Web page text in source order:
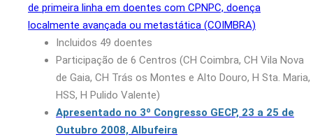
de primeira linha em doentes com CPNPC, doença
localmente avançada ou metastática (COIMBRA)
Incluidos 49 doentes
Participação de 6 Centros (CH Coimbra, CH Vila Nova
de Gaia, CH Trás os Montes e Alto Douro, H Sta. Maria,
HSS, H Pulido Valente)
Apresentado no 3º Congresso GECP, 23 a 25 de
Outubro 2008, Albufeira